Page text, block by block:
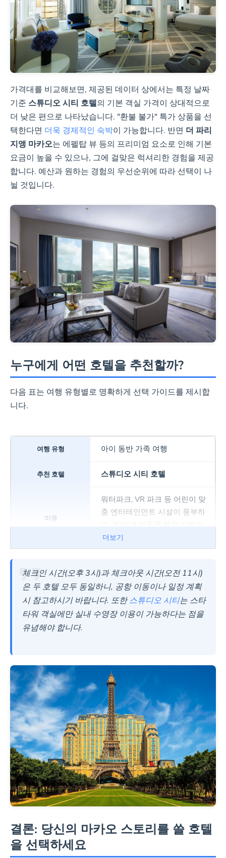
가격대를 비교해보면, 제공된 데이터 상에서는 특정 날짜
기준 스튜디오 시티 호텔의 기본 객실 가격이 상대적으로
더 낮은 편으로 나타났습니다. "환불 불가" 특가 상품을 선
택한다면 더욱 경제적인 숙박이 가능합니다. 반면 더 파리
지앵 마카오는 에펠탑 뷰 등의 프리미엄 요소로 인해 기본
요금이 높을 수 있으나, 그에 걸맞은 럭셔리한 경험을 제공
합니다. 예산과 원하는 경험의 우선순위에 따라 선택이 나
뉠 것입니다.
누구에게 어떤 호텔을 추천할까?
다음 표는 여행 유형별로 명확하게 선택 가이드를 제시합
니다.
아이 동반 가족 여행
스튜디오 시티 호텔
워터파크, VR 파크 등 어린이 맞
춤 엔터테인먼트 시설이 풍부하
등 세심한 배려가 있습니다.
커플/로맨틱 여행
더 파리지앵 마카오
을 위한 특별 서비
스가 가능합니다.
엔터테인먼트 중시 여행
스튜디오 시티 호텔
할리우드 영감의 스릴 넘치는 어
트랙션과 다양한 활동을 호텔 안
에서 모두 해결할 수 있습니다.
럭셔리 쇼핑 & 미식 여행
더보기
체크인 시간(오후 3시)과 체크아웃 시간(오전 11시)
은 두 호텔 모두 동일하니, 공항 이동이나 일정 계획
시 참고하시기 바랍니다. 또한스튜디오 시티는 스타
타워 객실에만 실내 수영장 이용이 가능하다는 점을
유념해야 합니다.
결론: 당신의 마카오 스토리를 쓸 호텔
을 선택하세요